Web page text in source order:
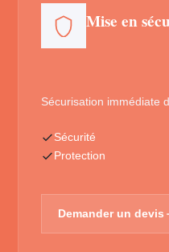
Mise en
Sécurisation immédiate
Sécurité
Protection
Demander un devis